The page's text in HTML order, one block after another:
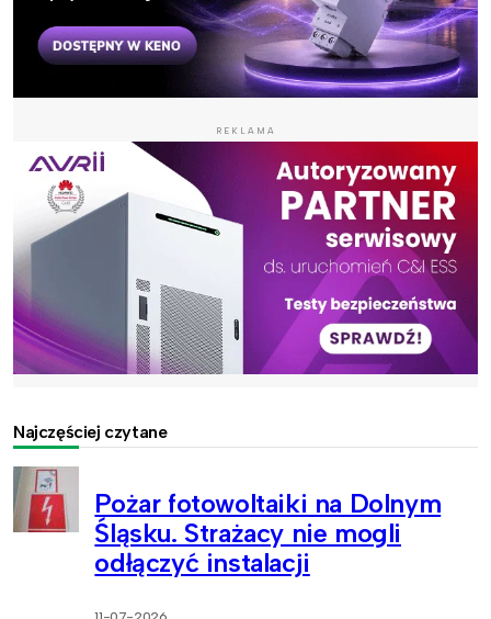
REKLAMA
Najczęściej czytane
Pożar fotowoltaiki na Dolnym
Śląsku. Strażacy nie mogli
odłączyć instalacji